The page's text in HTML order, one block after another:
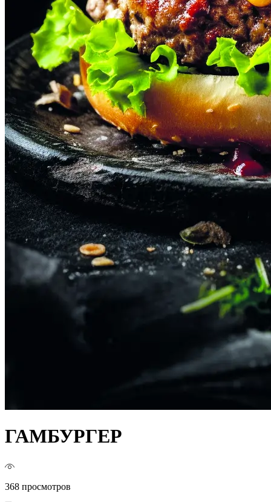
ГАМБУРГЕР
368 просмотров